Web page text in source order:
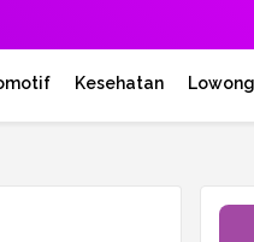
Kesehatan